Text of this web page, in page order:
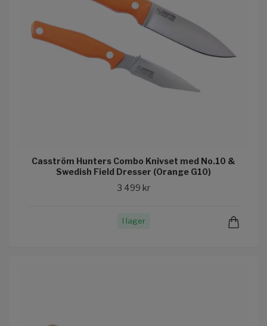
Casström Hunters Combo Knivset med No.10 &
Swedish Field Dresser (Orange G10)
3 499 kr
I lager